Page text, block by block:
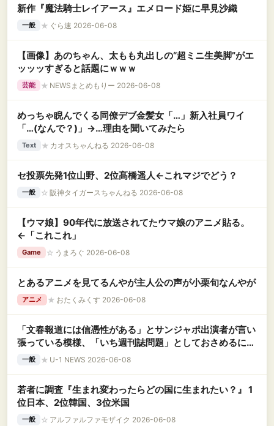
新作『魔法騎士レイアース』エメロード姫に早見沙織
一般 ★ ぐら速 2026-06-08
【画像】あのちゃん、太もも丸出しの“超ミニ生美脚”がエ
ッッッすぎると話題にｗｗｗ
芸能 ★ NEWSまとめもりー 2026-06-08
めっちゃ睨んでくる同僚デブ金髪女「…」新入社員ワイ
「…(なんで？)」→…理由を聞いてみたら
Text ★ カオスちゃんねる 2026-06-08
セ投票先発1位山野、2位髙橋遥人←これマジでどう？
一般 ☆ 阪神タイガースちゃんねる 2026-06-08
【ウマ娘】90年代に放送されてたウマ娘のアニメ貼る。
←「これこれ」
Game ☆ うまろぐ 2026-06-08
とあるアニメを見てるんやが主人公の声が小栗旬なんやが
アニメ ★ おたくみくす 2026-06-08
「文春報道には信憑性がある」とサンジャポ出演者が言い
張っている模様、「いち週刊誌問題」としておさめるには
ちょっと無理がある？
一般 ★ U-1 NEWS 2026-06-08
若者に調査『生まれ変わったらどの国に生まれたい？』 1
位日本、2位韓国、3位米国
一般 ☆ アルファルファモザイク 2026-06-08